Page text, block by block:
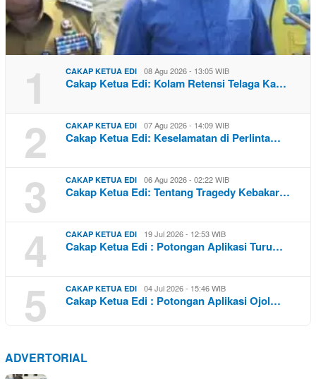
1 CAKAP KETUA EDI 08 Agu 2026 - 13:05 WIB
Cakap Ketua Edi: Kolam Retensi Telaga Ka…
2 CAKAP KETUA EDI 07 Agu 2026 - 14:09 WIB
Cakap Ketua Edi: Keselamatan di Perlinta…
3 CAKAP KETUA EDI 06 Agu 2026 - 02:22 WIB
Cakap Ketua Edi: Tentang Tragedy Kebakar…
4 CAKAP KETUA EDI 19 Jul 2026 - 12:53 WIB
Cakap Ketua Edi : Potongan Aplikasi Turu…
5 CAKAP KETUA EDI 04 Jul 2026 - 15:46 WIB
Cakap Ketua Edi : Potongan Aplikasi Ojol…
ADVERTORIAL